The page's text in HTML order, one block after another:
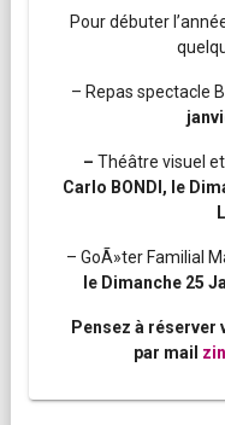
Pour débuter
– Repas spectacle
–Théâtre visuel
Carlo BONDI, le
– GoÃ»ter Familial
le Dimanche 25
Pensez à réserver
par mail